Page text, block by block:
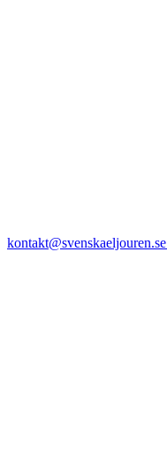
kontakt@svenskaeljouren.se